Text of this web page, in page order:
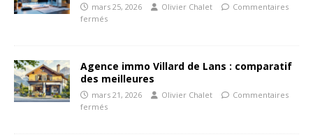
mars 25, 2026 Olivier Chalet
Commentaires
fermés
Agence immo Villard de Lans : comparatif
des meilleures
mars 21, 2026 Olivier Chalet
Commentaires
fermés